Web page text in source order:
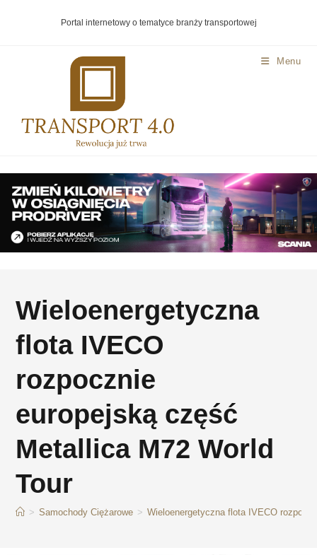
Portal internetowy o tematyce branży transportowej
Menu
Wieloenergetyczna
flota IVECO
rozpocznie
europejską część
Metallica M72 World
Tour
> Samochody Ciężarowe > Wieloenergetyczna flota IVECO